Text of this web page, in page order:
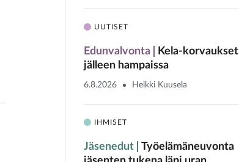
UUTISET
Edunvalvonta
Kela-korvaukset
jälleen hampaissa
6.8.2026 Heikki Kuusela
IHMISET
Jäsenedut
Työelämäneuvonta